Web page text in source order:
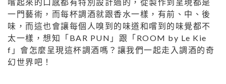
一門藝術，而每杯調酒就跟香水一樣，有前、中、後
味，而這也會讓每個人嗅到的味道和嚐到的味覺都不
太一樣，想知「BAR PUN」跟「ROOM by Le Kie
f」會怎麼呈現這杯調酒嗎？讓我們一起走入調酒的奇
幻世界吧！